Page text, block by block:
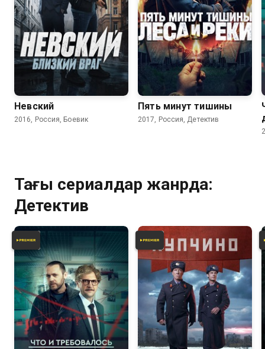
Невский
2016, Россия, Боевик
Пять минут тишины
2017, Россия, Детектив
Тағы сериалдар жанрда:
Детектив